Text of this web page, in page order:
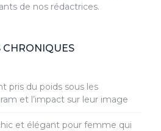
de nos rédactrices.
CHRONIQUES
pris du poids sous les
et l’impact sur leur image
et élégant pour femme qui